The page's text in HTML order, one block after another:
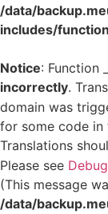
/data/
includes/
Notice: Function
incorrectly.
domain was
for some code in
Translations
Please see
(This message
/data/